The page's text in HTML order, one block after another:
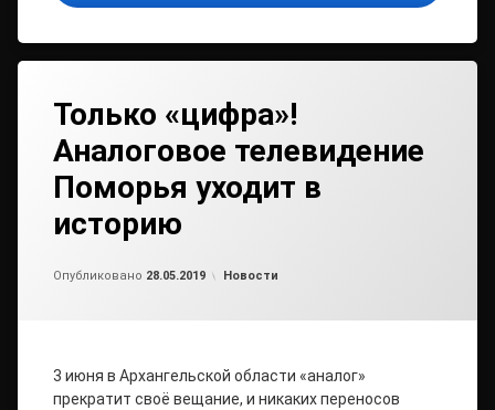
Только «цифра»!
Аналоговое телевидение
Поморья уходит в
историю
Опубликовано 28.05.2019 Рубрики:
Новости
3 июня в Архангельской области «аналог»
прекратит своё вещание, и никаких переносов